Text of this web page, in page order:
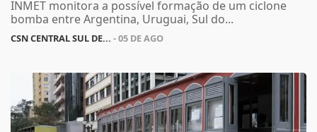
INMET monitora a possível formação de um ciclone
bomba entre Argentina, Uruguai, Sul do...
CSN CENTRAL SUL DE... - 05 DE AGO